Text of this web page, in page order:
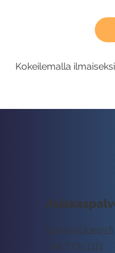
Kokeilemalla
tuki@rockway.fi
045 7731 1111